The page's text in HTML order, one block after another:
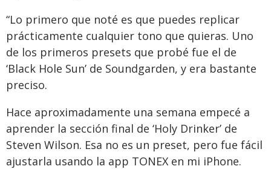
“Lo primero que noté es que puedes replicar
prácticamente cualquier tono que quieras. Uno
de los primeros presets que probé fue el de
‘Black Hole Sun’ de Soundgarden, y era bastante
preciso.
Hace aproximadamente una semana empecé a
aprender la sección final de ‘Holy Drinker’ de
Steven Wilson. Esa no es un preset, pero fue fácil
ajustarla usando la app TONEX en mi iPhone.